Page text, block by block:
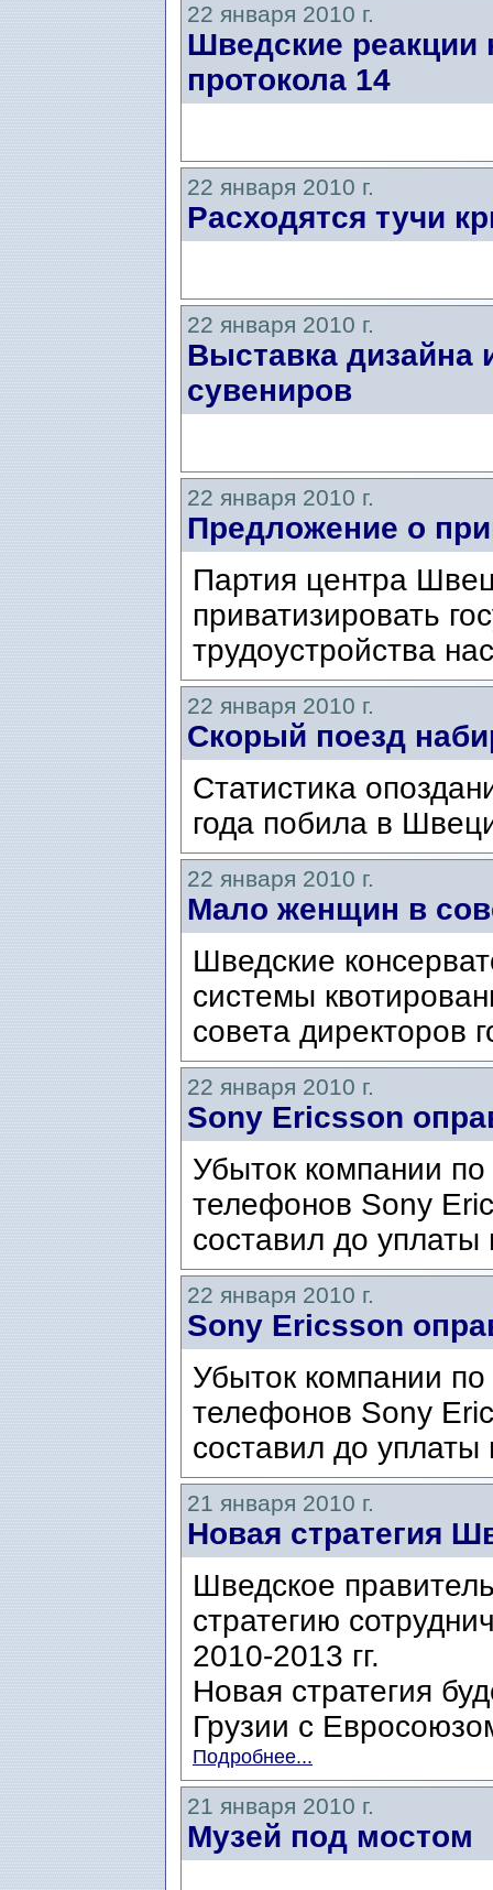
22 января 2010 г.
Шведские реакции
протокола 14
22 января 2010 г.
Расходятся тучи
22 января 2010 г.
Выставка дизайна
сувениров
22 января 2010 г.
Предложение о
Партия центра
приватизировать
трудоустройства
22 января 2010 г.
Cкорый поезд
Статистика
года побила в
22 января 2010 г.
Мало женщин в
Шведские
системы
совета директоров
22 января 2010 г.
Sony Ericsson
Убыток компании
телефонов Sony
составил до
22 января 2010 г.
Sony Ericsson
Убыток компании
телефонов Sony
составил до
21 января 2010 г.
Новая стратегия
Шведское
стратегию
2010-2013 гг.
Новая стратегия
Грузии с
Подробнее...
21 января 2010 г.
Музей под мостом